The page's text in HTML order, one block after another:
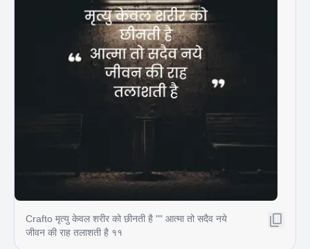
Crafto मृत्यु केवल शरीर को छीनती है "" आत्मा तो सदैव नये
जीवन की राह तलाशती है ११